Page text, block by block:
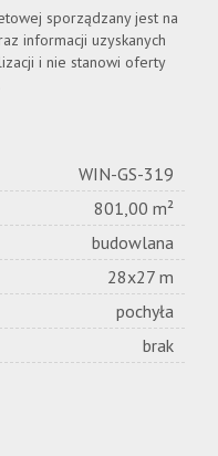
sporządzany jest na
informacji uzyskanych
i nie stanowi oferty
WIN-GS-319
801,00 m²
budowlana
28x27 m
pochyła
brak